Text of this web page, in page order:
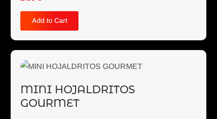
Add to Cart
MINI HOJALDRITOS
GOURMET